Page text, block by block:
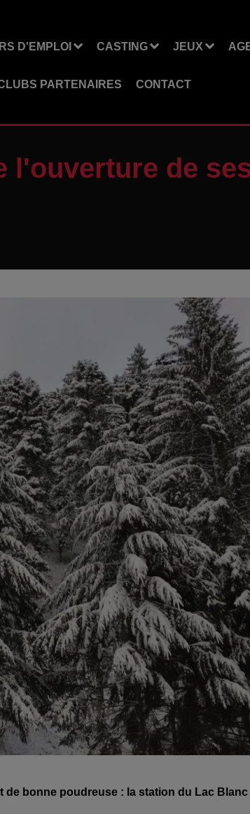
D'EMPLOI CASTING JEUX
PARTENAIRES CONTACT
l'ouverture de
bonne poudreuse : la station du Lac